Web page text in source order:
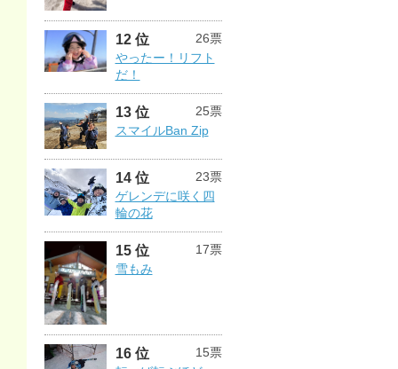
12 位
26票
やったー！リフト
だ！
13 位
25票
スマイルBan Zip
14 位
23票
ゲレンデに咲く四
輪の花
15 位
17票
雪もみ
16 位
15票